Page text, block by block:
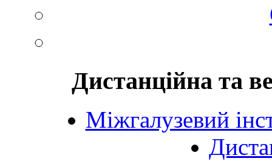
Дистанційна та
Міжгалузевий